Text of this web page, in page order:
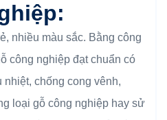
nhiều màu sắc. Bằng công
công nghiệp đạt chuẩn có
chống cong vênh,
loại gỗ công nghiệp hay sử